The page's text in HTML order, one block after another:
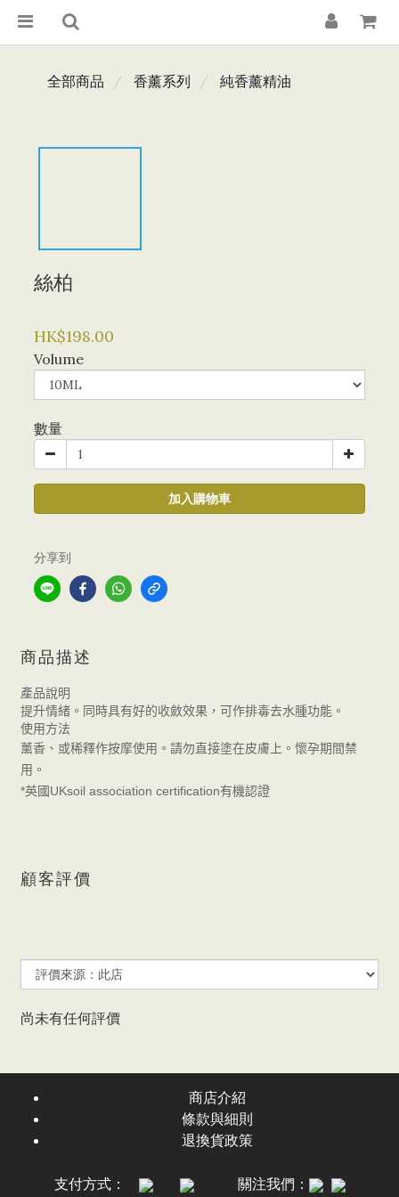
全部商品 香薰系列 純香薰精油
絲柏
HK$198.00
Volume
數量
加入購物車
分享到
商品描述
產品說明
提升情緒。同時具有好的收斂效果，可作排毒去水腫功能。
使用方法
薰香、或稀釋作按摩使用。請勿直接塗在皮膚上。 懷孕期間禁
用。
*英國UKsoil association certification有機認證
顧客評價
尚未有任何評價
商店介紹
條款與細則
退換貨政策
支付方式： 關注我們：